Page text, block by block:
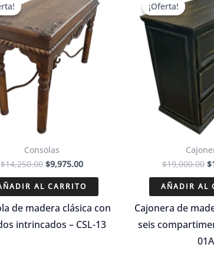
Consolas
$14,250.00 El
original
era:
$14,250.00.
$9,975.00El
actual
es:
$9,975.00.
AL CARRITO
de madera clásica con
intrincados – CSL-13
¡Oferta!
¡Oferta!
$19,000.00 El
$
AÑADIR AL
Cajonera de
seis
01A